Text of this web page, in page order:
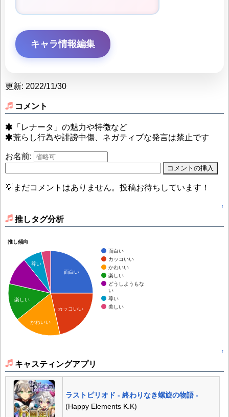
キャラ情報編集
更新: 2022/11/30
コメント
「レナータ」の魅力や特徴など
荒らし行為や誹謗中傷、ネガティブな発言は禁止です
お名前:
💡まだコメントはありません。投稿お待ちしています！
↑
推しタグ分析
推し傾向
面白い
カッコいい
かわいい
楽しい
どうしようもな
い
尊い
美しい
面白い
カッコいい
尊い
楽しい
かわいい
↑
キャスティングアプリ
ラストピリオド - 終わりなき螺旋の物語 -
(Happy Elements K.K)